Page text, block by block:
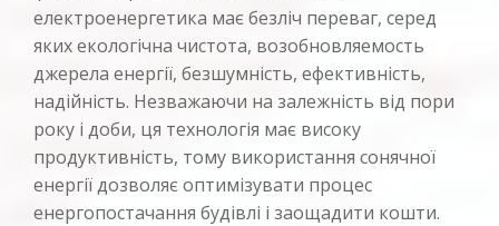
електроенергетика має безліч переваг, серед
яких екологічна чистота, возобновляемость
джерела енергії, безшумність, ефективність,
надійність. Незважаючи на залежність від пори
року і доби, ця технологія має високу
продуктивність, тому використання сонячної
енергії дозволяє оптимізувати процес
енергопостачання будівлі і заощадити кошти.